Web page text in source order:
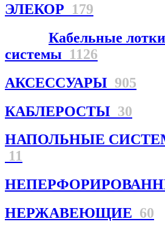
ЭЛЕКОР 179
Кабельные
системы 1126
АКСЕССУАРЫ 905
КАБЛЕРОСТЫ 30
НАПОЛЬНЫЕ
11
НЕРЖАВЕЮЩИЕ 60